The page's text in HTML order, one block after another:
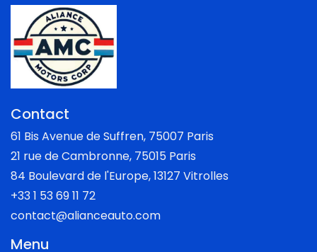
Contact
61 Bis Avenue de Suffren, 75007 Paris
21 rue de Cambronne, 75015 Paris
84 Boulevard de l'Europe, 13127 Vitrolles
+33 1 53 69 11 72
contact@alianceauto.com
Menu